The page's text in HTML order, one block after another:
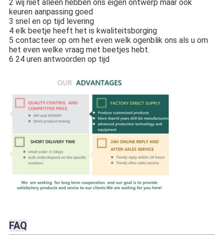
2 wij niet alleen hebben ons eigen ontwerp maar ook
keuren aanpassing goed
3 snel en op tijd levering
4 elk beetje heeft het is kwaliteitsborging
5 contacteer op om het even welk ogenblik ons als u om
het even welke vraag met beetjes hebt.
6 24 uren antwoorden op tijd
FAQ